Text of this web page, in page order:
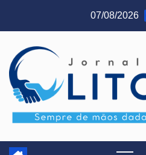
07/08/2026